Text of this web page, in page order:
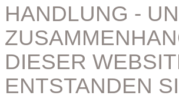
HANDLUNG -
DIESER
ENTSTANDEN